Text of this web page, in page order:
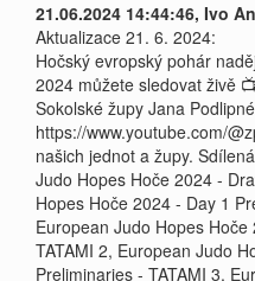
21.06.2024 14:44:46, Ivo
Aktualizace 21. 6. 2024:
Hočský evropský pohár
2024 můžete sledovat živě
Sokolské župy Jana
https://www.youtube.com/
našich jednot a župy.
Judo Hopes Hoče 2024 -
Hopes Hoče 2024 - Day 1
European Judo Hopes
TATAMI 2, European Judo
Preliminaries - TATAMI 3,